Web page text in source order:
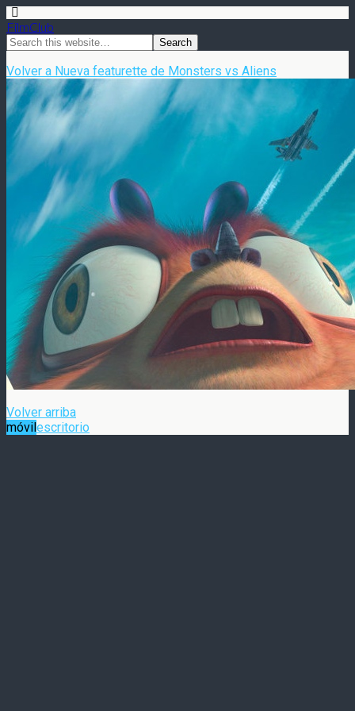
FilmClub
Volver a Nueva featurette de Monsters vs Aliens
Volver arriba
móvilescritorio